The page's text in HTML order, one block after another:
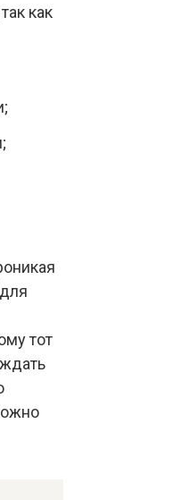
как
тот